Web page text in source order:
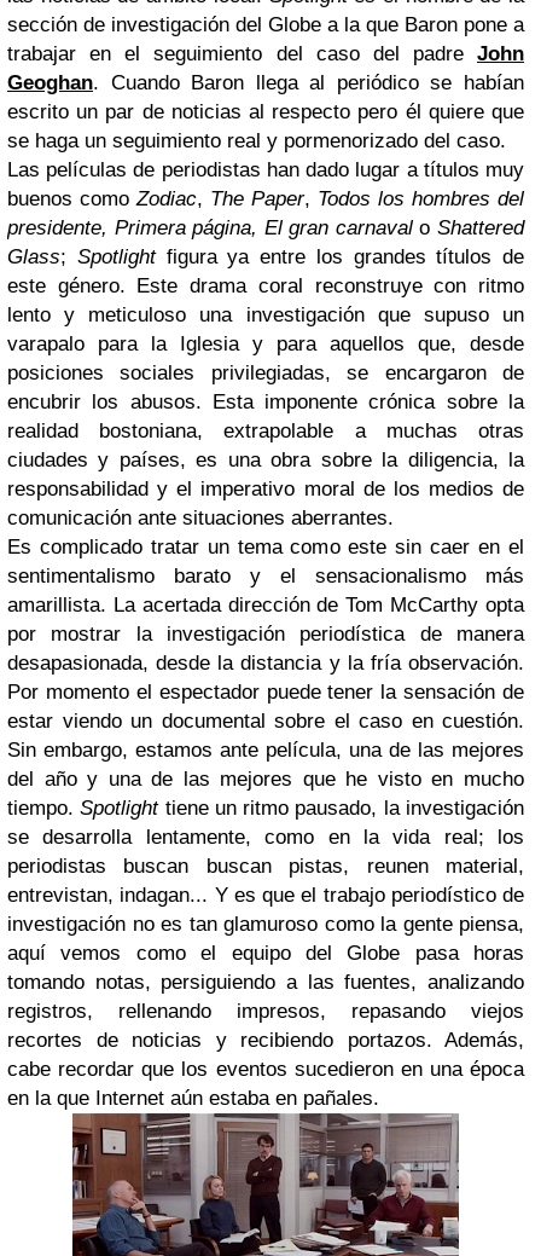
sección de investigación del Globe a la que Baron pone a
trabajar en el seguimiento del caso del padre John
Geoghan. Cuando Baron llega al periódico se habían
escrito un par de noticias al respecto pero él quiere que
se haga un seguimiento real y pormenorizado del caso.
Las películas de periodistas han dado lugar a títulos muy
buenos comoZodiac, The Paper, Todos los hombres del
presidente, Primera página, El gran carnavaloShattered
Glass; Spotlightfigura ya entre los grandes títulos de
este género. Este drama coral reconstruye con ritmo
lento y meticuloso una investigación que supuso un
varapalo para la Iglesia y para aquellos que, desde
posiciones sociales privilegiadas, se encargaron de
encubrir los abusos. Esta imponente crónica sobre la
realidad bostoniana, extrapolable a muchas otras
ciudades y países, es una obra sobre la diligencia, la
responsabilidad y el imperativo moral de los medios de
comunicación ante situaciones aberrantes.
Es complicado tratar un tema como este sin caer en el
sentimentalismo barato y el sensacionalismo más
amarillista. La acertada dirección de Tom McCarthy opta
por mostrar la investigación periodística de manera
desapasionada, desde la distancia y la fría observación.
Por momento el espectador puede tener la sensación de
estar viendo un documental sobre el caso en cuestión.
Sin embargo, estamos ante película, una de las mejores
del año y una de las mejores que he visto en mucho
tiempo.Spotlighttiene un ritmo pausado, la investigación
se desarrolla lentamente, como en la vida real; los
periodistas buscan buscan pistas, reunen material,
entrevistan, indagan... Y es que el trabajo periodístico de
investigación no es tan glamuroso como la gente piensa,
aquí vemos como el equipo del Globe pasa horas
tomando notas, persiguiendo a las fuentes, analizando
registros, rellenando impresos, repasando viejos
recortes de noticias y recibiendo portazos. Además,
cabe recordar que los eventos sucedieron en una época
en la que Internet aún estaba en pañales.